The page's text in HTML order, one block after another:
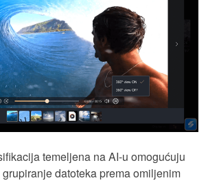
temeljena na AI-u omogućuju
datoteka prema omiljenim